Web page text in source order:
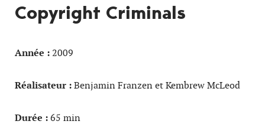
Copyright Criminals
Année :2009
Réalisateur :Benjamin Franzen et Kembrew McLeod
Durée :65 min